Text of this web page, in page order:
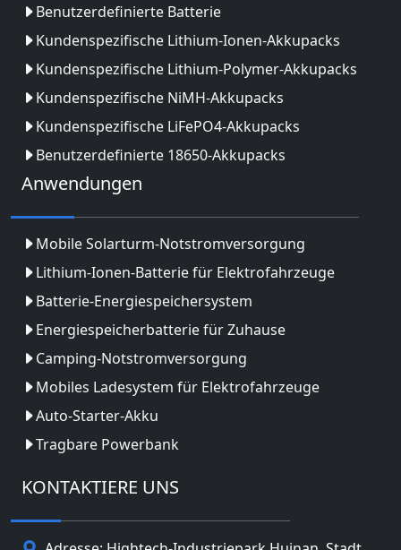
Benutzerdefinierte Batterie
Kundenspezifische Lithium-Ionen-Akkupacks
Kundenspezifische Lithium-Polymer-Akkupacks
Kundenspezifische NiMH-Akkupacks
Kundenspezifische LiFePO4-Akkupacks
Benutzerdefinierte 18650-Akkupacks
Anwendungen
Mobile Solarturm-Notstromversorgung
Lithium-Ionen-Batterie für Elektrofahrzeuge
Batterie-Energiespeichersystem
Energiespeicherbatterie für Zuhause
Camping-Notstromversorgung
Mobiles Ladesystem für Elektrofahrzeuge
Auto-Starter-Akku
Tragbare Powerbank
KONTAKTIERE UNS